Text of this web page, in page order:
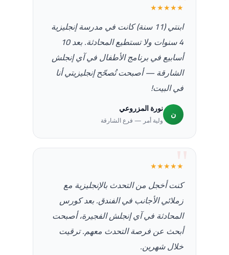
★★★★★
ابنتي (11 سنة) كانت في مدرسة إنجليزية
4 سنوات ولا تستطيع المحادثة. بعد 10
أسابيع في برنامج الأطفال في آي إنجلش
الشارقة — أصبحت تُصحّح إنجليزيتي أنا
في البيت!
ن نورة المزروعي
ولية أمر — فرع الشارقة
★★★★★
كنت أخجل من التحدث بالإنجليزية مع
زملائي الأجانب في الفندق. بعد كورس
المحادثة في آي إنجلش الفجيرة، أصبحت
أبحث عن فرصة التحدث معهم. ترقيت
خلال شهرين.